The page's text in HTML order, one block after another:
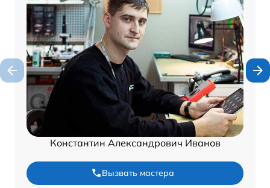
Константин Александрович Иванов
Вызвать мастера